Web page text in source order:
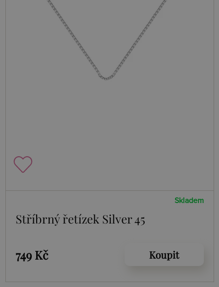
Skladem
Stříbrný řetízek Silver 45
749 Kč Koupit